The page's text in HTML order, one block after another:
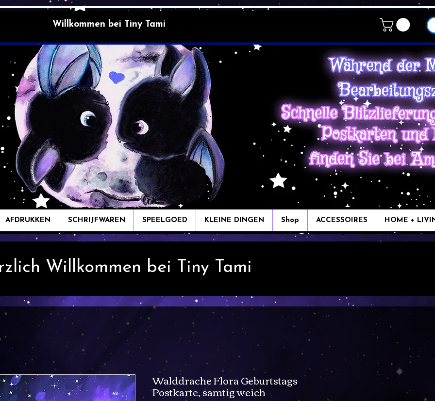
Willkommen bei Tiny Tami
AFDRUKKEN SCHRIJFWAREN SPEELGOED KLEINE DINGEN Shop ACCESSOIRES HOME +
Willkommen bei Tiny Tami
Walddrache Flora Geburtstags
Postkarte, samtig weich